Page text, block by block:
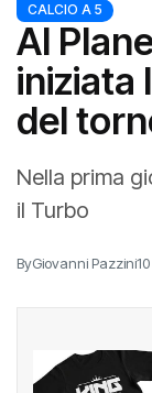
CALCIO A 5
Al
iniziata
del
Nella prima
il Turbo
ByGiovanni Pazzini